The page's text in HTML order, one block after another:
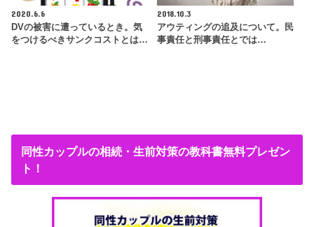
2020.6.6
DVの被害に遭っているとき。気
をつけるべきサンクコストとは…
2018.10.3
アウティングの追及について。民
事責任と刑事責任とでは…
同性カップルの相続・生前対策の教科書無料プレゼン
ト！